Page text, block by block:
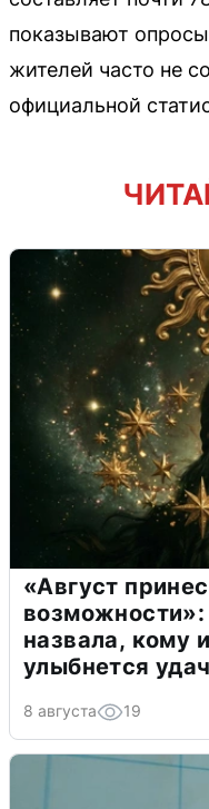
показывают
жителей часто не
официальной
«Август
назвала, кому
улыбнется
8 августа 19